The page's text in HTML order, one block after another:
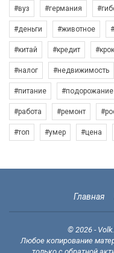
#вуз #германия
#деньги #животное
#китай #кредит
#налог #недвижимость
#питание #подорожание
#работа #ремонт
#топ #умер #цена
Главная
© 2026 -
Любое копирование